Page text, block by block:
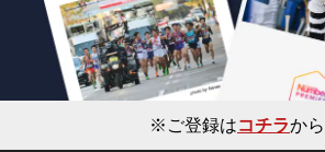
※ご登録はコチラから